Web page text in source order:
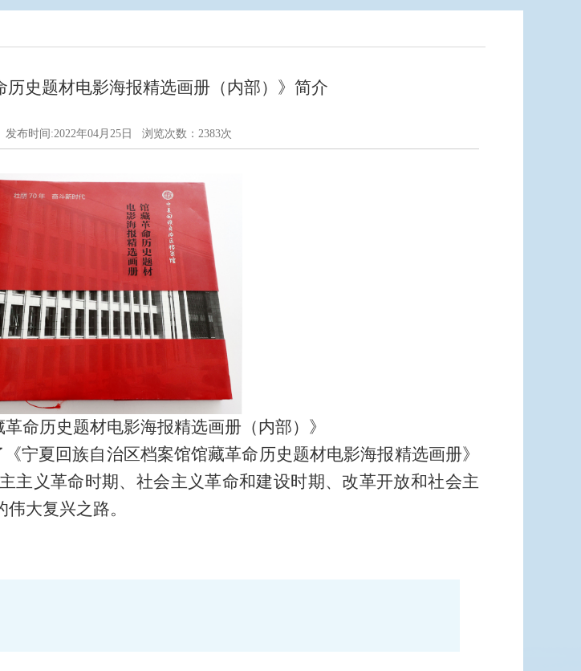
历史题材电影海报精选画册（内部）》简介
布时间:2022年04月25日 浏览次数： 2383次
材电影海报精选画册（内部）》
宁夏回族自治区档案馆馆藏革命历史题材电影海报精选画册》
主义革命时期、社会主义革命和建设时期、改革开放和社会主
大复兴之路。